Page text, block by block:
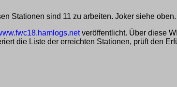
Stationen sind 11 zu arbeiten. Joker siehe oben.
veröffentlicht. Über diese
die Liste der erreichten Stationen, prüft den